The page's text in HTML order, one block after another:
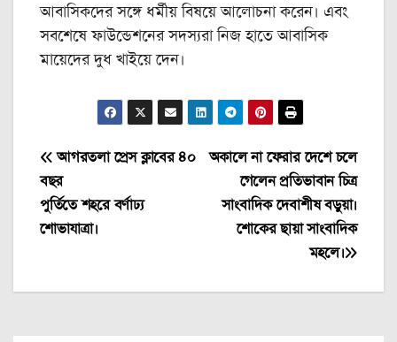
আবাসিকদের সঙ্গে ধর্মীয় বিষয়ে আলোচনা করেন। এবং
সবশেষে ফাউন্ডেশনের সদস্যরা নিজ হাতে আবাসিক
মায়েদের দুধ খাইয়ে দেন।
Post
navigation
অকালে না ফেরার দেশে চলে
গেলেন প্রতিভাবান চিত্র
সাংবাদিক দেবাশীষ বড়ুয়া।
শোকের ছায়া সাংবাদিক
মহলে।
আগরতলা প্রেস ক্লাবের ৪০
বছর
পুর্তিতে শহরে বর্ণাঢ্য
শোভাযাত্রা।